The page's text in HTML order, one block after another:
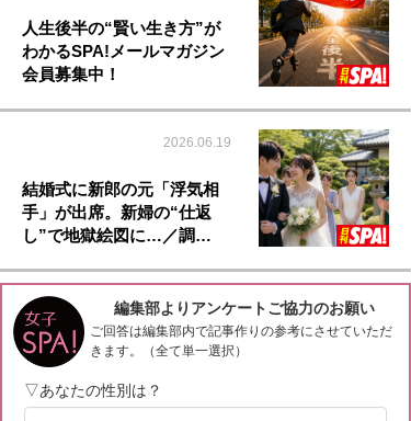
人生後半の“賢い生き方”が
わかるSPA!メールマガジン
会員募集中！
2026.06.19
結婚式に新郎の元「浮気相
手」が出席。新婦の“仕返
し”で地獄絵図に…／調…